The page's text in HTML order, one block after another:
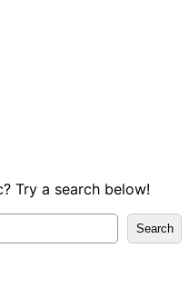
Try a search below!
Search